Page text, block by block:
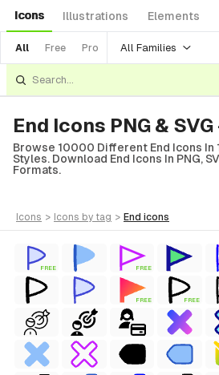
Icons Illustrations Elements
All Free Pro All Families
End Icons PNG &
Browse 10000 Different End Icons In
Styles. Download End Icons In PNG,
Formats.
icons > icons by tag > end icons
FREE FREE
FREE FREE